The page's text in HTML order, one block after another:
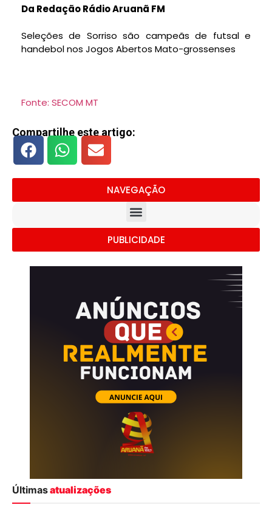
Da Redação Rádio Aruanã FM
Seleções de Sorriso são campeãs de futsal e
handebol nos Jogos Abertos Mato-grossenses
Fonte: SECOM MT
Compartilhe este artigo:
NAVEGAÇÃO
PUBLICIDADE
Últimasatualizações